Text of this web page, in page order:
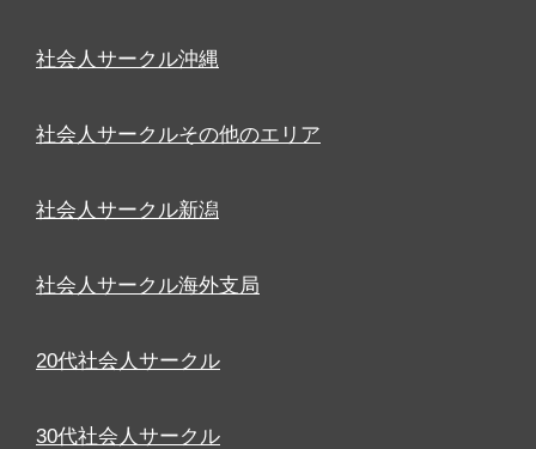
社会人サークル沖縄
社会人サークルその他のエリア
社会人サークル新潟
社会人サークル海外支局
20代社会人サークル
30代社会人サークル